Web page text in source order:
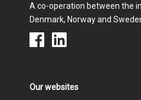
A co-operation between the
Denmark, Norway and
Our websites